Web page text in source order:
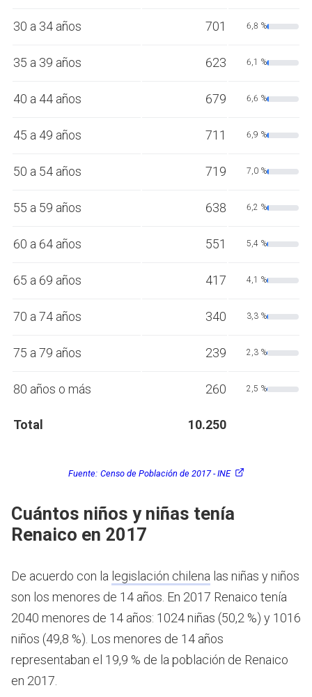
30 a 34 años 701 6,8 %
35 a 39 años 623 6,1 %
40 a 44 años 679 6,6 %
45 a 49 años 711 6,9 %
50 a 54 años 719 7,0 %
55 a 59 años 638 6,2 %
60 a 64 años 551 5,4 %
65 a 69 años 417 4,1 %
70 a 74 años 340 3,3 %
75 a 79 años 239 2,3 %
80 años o más 260 2,5 %
Total 10.250
Fuente: Censo de Población de 2017 - INE
Cuántos niños y niñas tenía
Renaico en 2017
De acuerdo con la legislación chilena las niñas y niños
son los menores de 14 años. En 2017 Renaico tenía
2040 menores de 14 años: 1024 niñas (50,2 %) y 1016
niños (49,8 %). Los menores de 14 años
representaban el 19,9 % de la población de Renaico
en 2017.